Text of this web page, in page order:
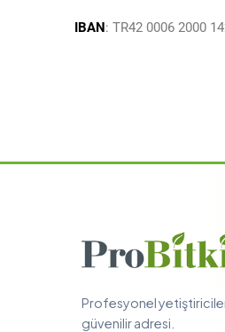
IBAN: TR42 0006 2000
Profesyonel
güvenilir adresi.